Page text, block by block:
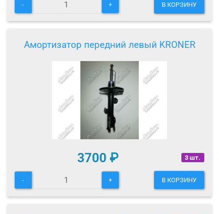
- + В КОРЗИНУ
Амортизатор передний левый KRONER
3 шт.
3700 ₽
- + В КОРЗИНУ